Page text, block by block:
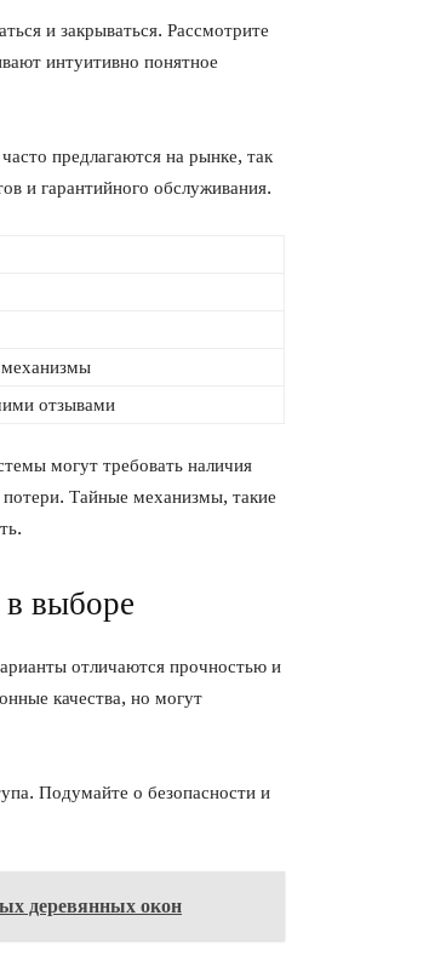
и закрываться. Рассмотрите
интуитивно понятное
предлагаются на рынке, так
и гарантийного обслуживания.
отзывами
могут требовать наличия
Тайные механизмы, такие
выборе
отличаются прочностью и
качества, но могут
Подумайте о безопасности и
деревянных окон